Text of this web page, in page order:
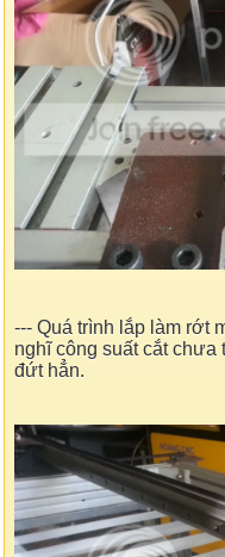
--- Quá trình lắp làm rớt
nghĩ công suất cắt chưa
đứt hẳn.